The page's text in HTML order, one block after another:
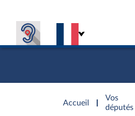
Accueil
d'accueil
Vos
députés